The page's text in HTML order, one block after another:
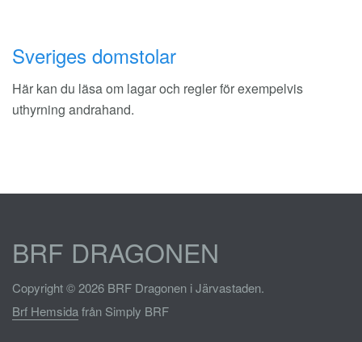
Sveriges domstolar
Här kan du läsa om lagar och regler för exempelvis
uthyrning andrahand.
BRF DRAGONEN
Copyright © 2026 BRF Dragonen i Järvastaden.
Brf Hemsidafrån Simply BRF